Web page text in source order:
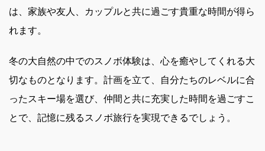
は、家族や友人、カップルと共に過ごす貴重な時間が得ら
れます。
冬の大自然の中でのスノボ体験は、心を癒やしてくれる大
切なものとなります。計画を立て、自分たちのレベルに合
ったスキー場を選び、仲間と共に充実した時間を過ごすこ
とで、記憶に残るスノボ旅行を実現できるでしょう。